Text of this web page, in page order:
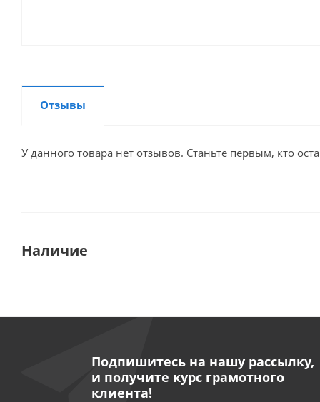
Отзывы
У данного товара нет отзывов. Станьте первым, кто
Наличие
Подпишитесь на нашу рассылку,
и получите курс грамотного
клиента!